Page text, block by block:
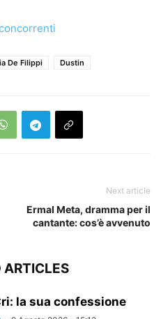
De Filippi Dustin
Next article
Ermal Meta, dramma per il
cantante: cos’è avvenuto
ARTICLES
la sua confessione